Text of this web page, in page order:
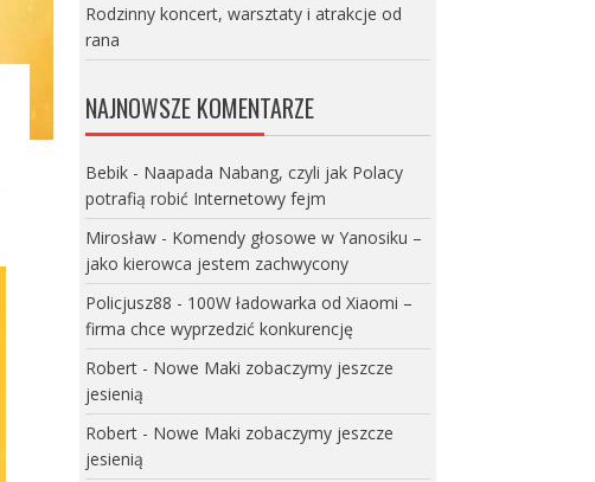
Rodzinny koncert, warsztaty i atrakcje od
rana
NAJNOWSZE KOMENTARZE
Bebik- Naapada Nabang, czyli jak Polacy
potrafią robić Internetowy fejm
Mirosław- Komendy głosowe w Yanosiku –
jako kierowca jestem zachwycony
Policjusz88 - 100W ładowarka od Xiaomi –
firma chce wyprzedzić konkurencję
Robert- Nowe Maki zobaczymy jeszcze
jesienią
Robert- Nowe Maki zobaczymy jeszcze
jesienią